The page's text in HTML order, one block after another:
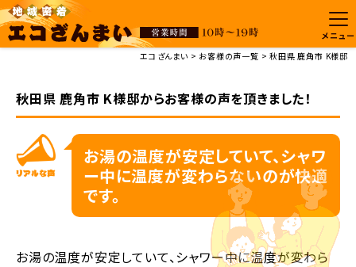
メニュー
エコざんまい
お客様の声一覧 秋田県 鹿角市 K様邸
秋田県 鹿角市 K様邸からお客様の声を頂きました！
お湯の温度が安定していて、シャワ
ー中に温度が変わらないのが快適
です。
お湯の温度が安定していて、シャワー中に温度が変わら